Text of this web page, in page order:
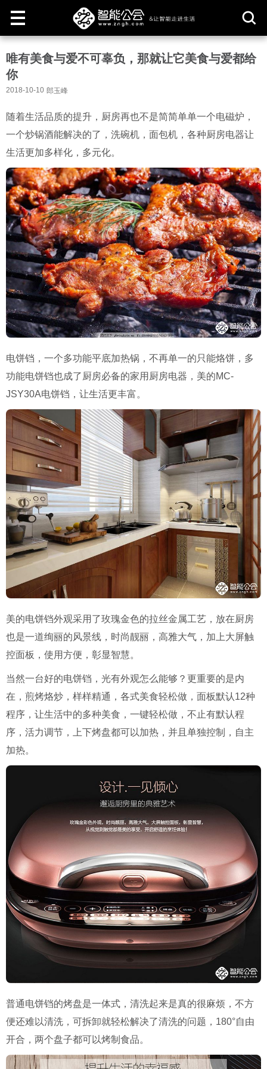
取
唯有美食与爱不可辜负，那就让它美食与爱都给
你
2018-10-10 郎玉峰
随着生活品质的提升，厨房再也不是简简单单一个电磁炉，
一个炒锅酒能解决的了，洗碗机，面包机，各种厨房电器让
生活更加多样化，多元化。
电饼铛，一个多功能平底加热锅，不再单一的只能烙饼，多
功能电饼铛也成了厨房必备的家用厨房电器，美的MC-
JSY30A电饼铛，让生活更丰富。
美的电饼铛外观采用了玫瑰金色的拉丝金属工艺，放在厨房
也是一道绚丽的风景线，时尚靓丽，高雅大气，加上大屏触
控面板，使用方便，彰显智慧。
当然一台好的电饼铛，光有外观怎么能够？更重要的是内
在，煎烤烙炒，样样精通，各式美食轻松做，面板默认12种
程序，让生活中的多种美食，一键轻松做，不止有默认程
序，活力调节，上下烤盘都可以加热，并且单独控制，自主
加热。
普通电饼铛的烤盘是一体式，清洗起来是真的很麻烦，不方
便还难以清洗，可拆卸就轻松解决了清洗的问题，180°自由
开合，两个盘子都可以烤制食品。